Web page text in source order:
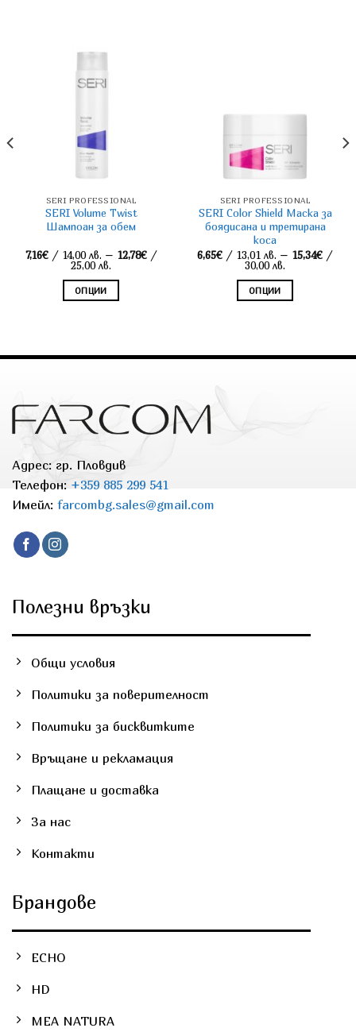
SERI PROFESSIONAL
SERI Volume Twist
Шампоан за обем
7,16€/ 14,00 лв. – 12,78€/
25,00 лв.
7,16€
ОПЦИИ
The
options
be
chosen
on
the
SERI PROFESSIONAL
SERI Color Shield Маска за
боядисана и третирана
коса
6,65€ / 13,01 лв. – 15,34€ /
30,00 лв.
6,65€
ОПЦИИ
Адрес: гр. Пловдив
Телефон: +359 885 299 541
Имейл: farcombg.sales@gmail.com
Полезни връзки
Общи условия
Политики за поверителност
Политики за бисквитките
Връщане и рекламация
Плащане и доставка
За нас
Контакти
Брандове
ECHO
HD
MEA NATURA